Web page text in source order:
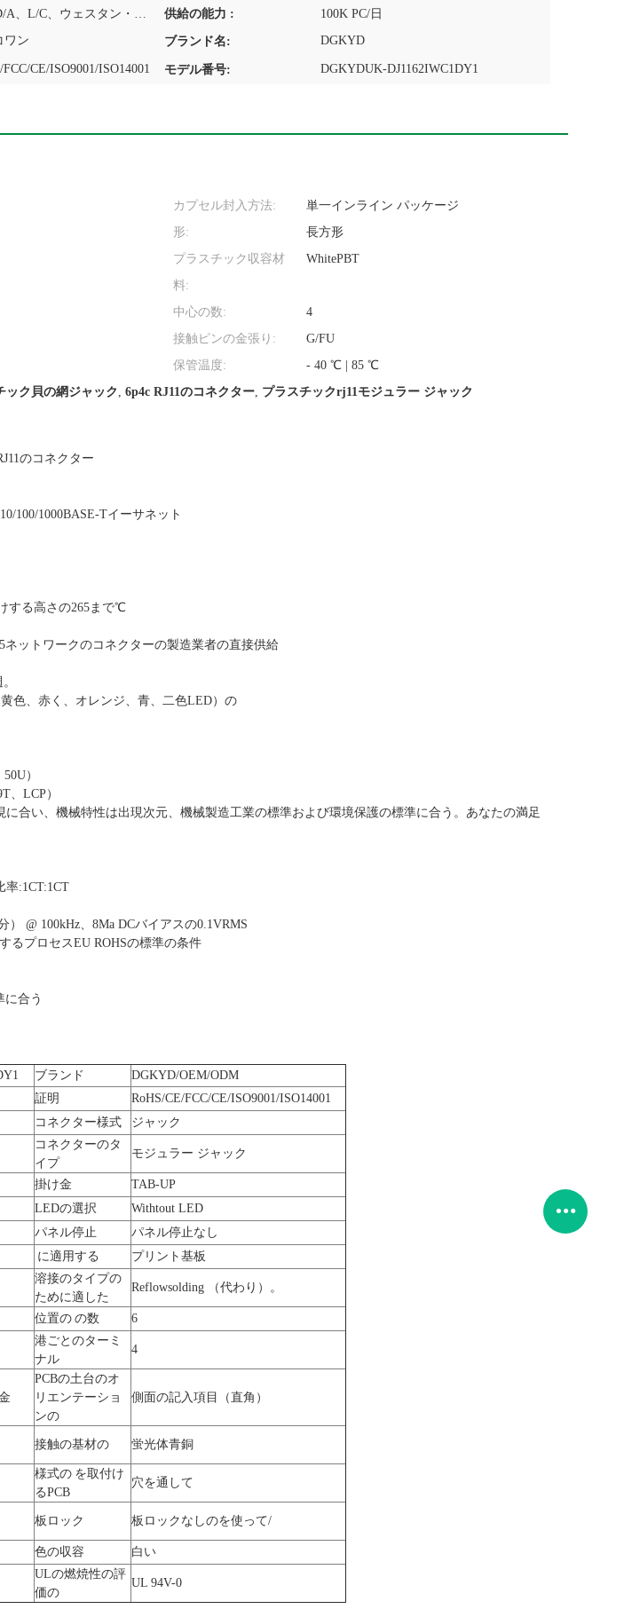
T/T、D/P、D/A、L/C、ウェスタン・ユニオン、MoneyGram 供給の能力 : 100K PC/日
ワン ブランド名: DGKYD
CE/ISO9001/ISO14001 モデル番号: DGKYDUK-DJ1162IWC1DY1
カプセル封入方法:
単一インライン パッケージ
形:
長方形
プラスチック収容材
料:
WhitePBT
中心の数:
4
接触ピンの金張り:
G/FU
保管温度:
- 40 ℃ | 85 ℃
ック貝の網ジャック , 6p4c RJ11のコネクター, プラスチックrj11モジュラー ジャック
のコネクター
100/1000BASE-Tイーサネット
する高さの265まで℃
ネットワークのコネクターの製造業者の直接供給
色、赤く、オレンジ、青、二色LED）の
）
、LCP）
合い、機械特性は出現次元、機械製造工業の標準および環境保護の標準に合う。あなたの満足
率:1CT:1CT
@ 100kHz、8Ma DCバイアスの0.1VRMS
るプロセスEU ROHSの標準の条件
に合う
ブランド
DGKYD/OEM/ODM
証明
RoHS/CE/FCC/CE/ISO9001/ISO14001
コネクター様式
ジャック
コネクターのタ
イプ
モジュラー ジャック
掛け金
TAB-UP
LEDの選択
Withtout LED
パネル停止
パネル停止なし
に適用する プリント基板
溶接のタイプの
ために適した
Reflowsolding （代わり）。
位置の の数 6
港ごとのターミ
ナル
4
PCBの土台のオ
リエンテーショ
ンの
側面の記入項目（直角）
接触の基材の 蛍光体青銅
様式の を取付け
るPCB
穴を通して
板ロック 板ロックなしのを使って/
色の収容
白い
ULの燃焼性の評
価の
UL 94V-0